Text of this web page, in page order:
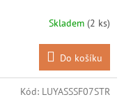
Skladem (2 ks)
Do košíku
Kód: LUYASSSF07STR